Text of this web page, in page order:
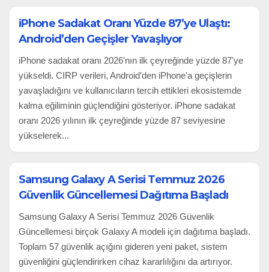
iPhone Sadakat Oranı Yüzde 87’ye Ulaştı:
Android’den Geçişler Yavaşlıyor
iPhone sadakat oranı 2026'nın ilk çeyreğinde yüzde 87'ye
yükseldi. CIRP verileri, Android'den iPhone'a geçişlerin
yavaşladığını ve kullanıcıların tercih ettikleri ekosistemde
kalma eğiliminin güçlendiğini gösteriyor. iPhone sadakat
oranı 2026 yılının ilk çeyreğinde yüzde 87 seviyesine
yükselerek...
Samsung Galaxy A Serisi Temmuz 2026
Güvenlik Güncellemesi Dağıtıma Başladı
Samsung Galaxy A Serisi Temmuz 2026 Güvenlik
Güncellemesi birçok Galaxy A modeli için dağıtıma başladı.
Toplam 57 güvenlik açığını gideren yeni paket, sistem
güvenliğini güçlendirirken cihaz kararlılığını da artırıyor.